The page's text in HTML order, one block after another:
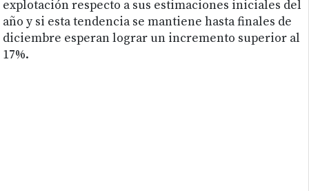
explotación respecto a sus estimaciones iniciales del
año y si esta tendencia se mantiene hasta finales de
diciembre esperan lograr un incremento superior al
17%.